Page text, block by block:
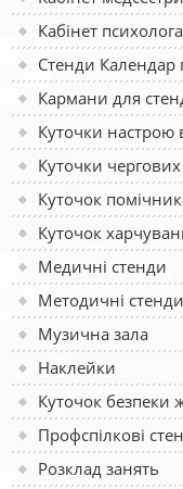
Кабінет психолога
Стенди Календар
Кармани для
Куточки настрою
Куточки чергових
Куточок
Куточок
Медичні стенди
Методичні стенди
Музична зала
Наклейки
Куточок безпеки
Профспілкові
Розклад занять